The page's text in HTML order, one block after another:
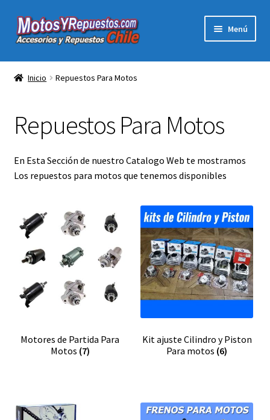
Ir
a
Ir
al
Menú
Acc y Rep Motocross Enduro
Repuestos Para Motos
Filtros para Motos
Ropa para Motociclistas
Tienda Física Motosyrepuestos
FAQ Preguntas Frecuentes
el
Inicio Repuestos Para Motos
Repuestos Para Motos
En Esta Sección de nuestro Catalogo Web te mostramos
Los repuestos para motos que tenemos disponibles
Motores de Partida Para
Motos (7)
Kit ajuste Cilindro y Piston
Para motos (6)